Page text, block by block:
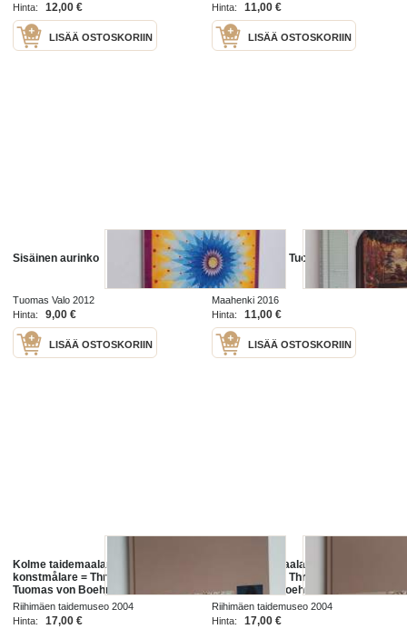
Hinta:
12,00 €
LISÄÄ OSTOSKORIIN
Hinta:
11,00 €
LISÄÄ OSTOSKORIIN
Sisäinen aurinko
Tuomas Valo 2012
Hinta:
9,00 €
LISÄÄ OSTOSKORIIN
Seurantalolla : Tuomas Uusheimon
valokuvia
Maahenki 2016
Hinta:
11,00 €
LISÄÄ OSTOSKORIIN
Kolme taidemaalaria = Tre
konstmålare = Three painters :
Tuomas von Boehm, Helge
Dahlman, Tapani Raittila
Riihimäen taidemuseo 2004
Hinta:
17,00 €
Kolme taidemaalaria = Tre
konstmålare = Three painters :
Tuomas von Boehm, Helge
Dahlman, Tapani Raittila
Riihimäen taidemuseo 2004
Hinta:
17,00 €